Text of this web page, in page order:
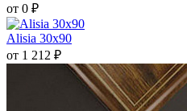
от 0 ₽
Alisia 30x90
от 1 212 ₽